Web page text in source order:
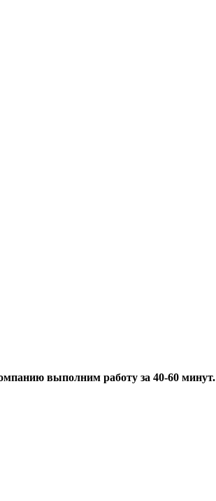
выполним работу за 40-60 минут.